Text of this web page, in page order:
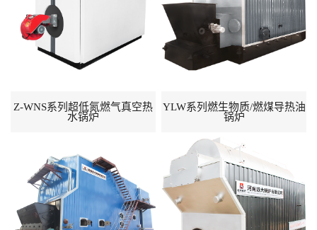
Z-WNS系列超低氮燃气真空热
水锅炉
YLW系列燃生物质/燃煤导热油
锅炉